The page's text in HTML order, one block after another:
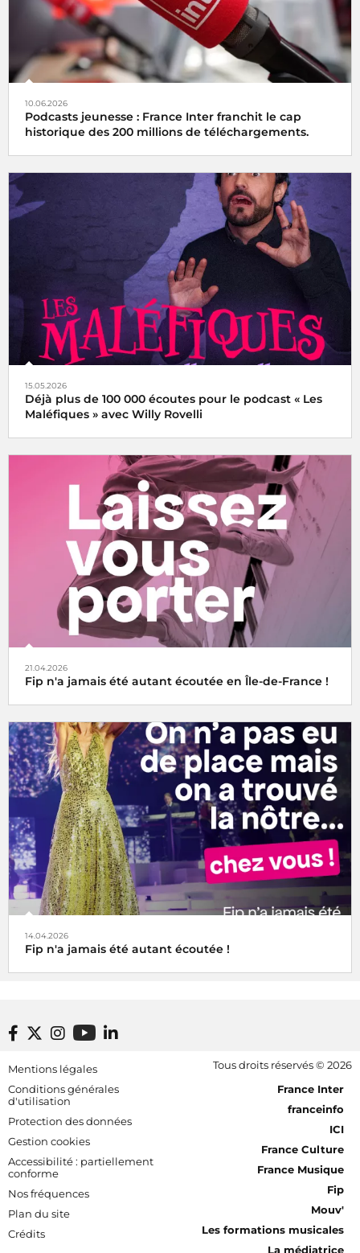
10.06.2026
Podcasts jeunesse : France Inter franchit le cap
historique des 200 millions de téléchargements.
15.05.2026
Déjà plus de 100 000 écoutes pour le podcast « Les
Maléfiques » avec Willy Rovelli
21.04.2026
Fip n'a jamais été autant écoutée en Île-de-France !
14.04.2026
Fip n'a jamais été autant écoutée !
Footer bottom
Mentions légales
Conditions générales
d'utilisation
Protection des données
Gestion cookies
Accessibilité : partiellement
conforme
Nos fréquences
Plan du site
Crédits
Tous droits réservés © 2026
[RDF] Pied de page - Mobile
France Inter
franceinfo
ICI
France Culture
France Musique
Fip
Mouv'
Les formations musicales
La médiatrice